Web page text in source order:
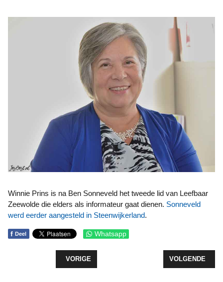
Winnie Prins is na Ben Sonneveld het tweede lid van Leefbaar
Zeewolde die elders als informateur gaat dienen. Sonneveld
werd eerder aangesteld in Steenwijkerland.
f Deel Whatsapp
VORIG ARTIKEL: JONGSTE RAADSLID WIL
VORIGE VOLGENDE
VOLGENDE